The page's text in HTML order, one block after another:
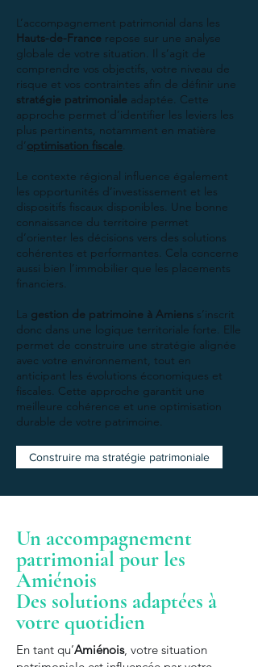
L’accompagnement patrimonial dans les
Hauts-de-France repose sur une analyse
globale de votre situation. Il s’agit de
comprendre vos objectifs, votre niveau de
risque et vos contraintes afin de définir une
stratégie patrimoniale adaptée. Cette
approche permet d’identifier les leviers les
plus pertinents, notamment en matière
d’optimisation fiscale.
Le contexte régional influence également
les opportunités d’investissement et les
dispositifs fiscaux disponibles. Une bonne
connaissance du territoire permet
d’orienter les décisions vers des solutions
cohérentes et performantes. Cela concerne
aussi bien l’immobilier que les placements
financiers.
La gestion de patrimoine à Amiens s’inscrit
donc dans une logique territoriale forte. Elle
permet de construire une stratégie alignée
avec votre environnement, tout en
anticipant les évolutions économiques et
fiscales. Cette approche garantit une
meilleure cohérence et une optimisation
durable de votre patrimoine.
Construire ma stratégie patrimoniale
Un accompagnement
patrimonial pour les
Amiénois
Des solutions adaptées à
votre quotidien
En tant qu’Amiénois, votre situation